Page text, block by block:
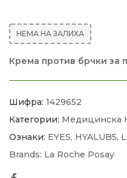
НЕМА НА ЗАЛИХА
Крема против брчки за
Шифра: 1429652
Категории: Медицинска
Ознаки: EYES, HYALUB5,
Brands: La Roche Posay